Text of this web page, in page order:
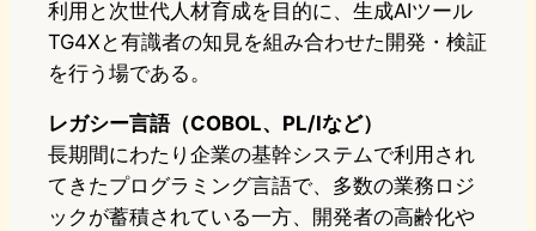
利用と次世代人材育成を目的に、生成AIツール
TG4Xと有識者の知見を組み合わせた開発・検証
を行う場である。
レガシー言語（COBOL、PL/Iなど）
長期間にわたり企業の基幹システムで利用され
てきたプログラミング言語で、多数の業務ロジ
ックが蓄積されている一方、開発者の高齢化や